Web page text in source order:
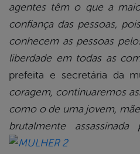
agentes têm o que a
confiança das pessoas,
conhecem as pessoas
liberdade em todas as
prefeita e secretária da
coragem, continuaremos
como o de uma jovem,
brutalmente